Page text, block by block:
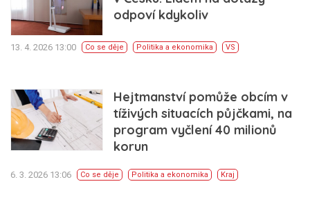
odpoví kdykoliv
13. 4. 2026 13:00 Co se děje Politika a ekonomika VS
Hejtmanství pomůže obcím v
tíživých situacích půjčkami, na
program vyčlení 40 milionů
korun
6. 3. 2026 13:06 Co se děje Politika a ekonomika Kraj